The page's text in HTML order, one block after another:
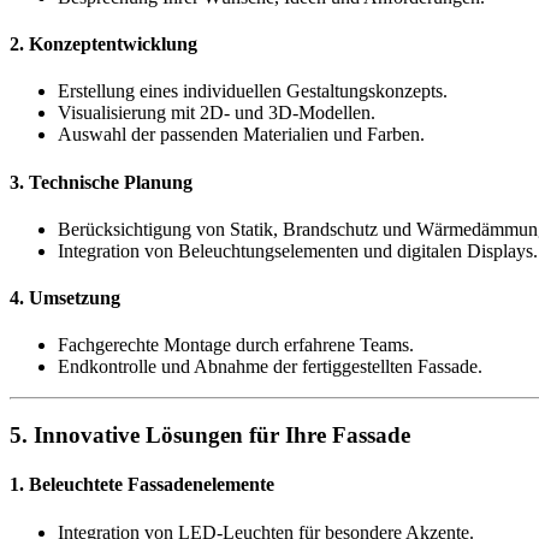
2. Konzeptentwicklung
Erstellung eines individuellen Gestaltungskonzepts.
Visualisierung mit 2D- und 3D-Modellen.
Auswahl der passenden Materialien und Farben.
3. Technische Planung
Berücksichtigung von Statik, Brandschutz und
Integration von Beleuchtungselementen und digitalen Displays.
4. Umsetzung
Fachgerechte Montage durch erfahrene Teams.
Endkontrolle und Abnahme der fertiggestellten Fassade.
5. Innovative Lösungen für Ihre Fassade
1. Beleuchtete Fassadenelemente
Integration von LED-Leuchten für besondere Akzente.